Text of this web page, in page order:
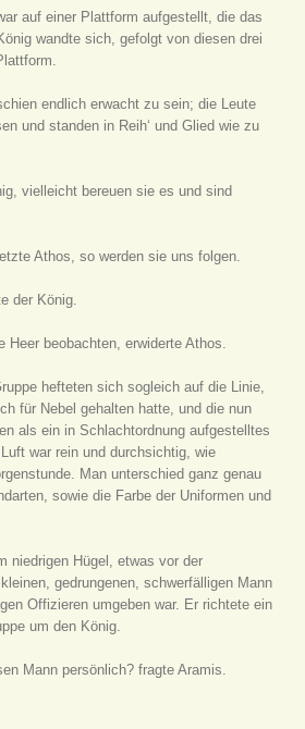
auf einer Plattform aufgestellt, die das
wandte sich, gefolgt von diesen drei
endlich erwacht zu sein; die Leute
und standen in Reih‘ und Glied wie zu
vielleicht bereuen sie es und sind
Athos, so werden sie uns folgen.
der König.
Heer beobachten, erwiderte Athos.
hefteten sich sogleich auf die Linie,
für Nebel gehalten hatte, und die nun
als ein in Schlachtordnung aufgestelltes
war rein und durchsichtig, wie
Man unterschied ganz genau
sowie die Farbe der Uniformen und
niedrigen Hügel, etwas vor der
gedrungenen, schwerfälligen Mann
Offizieren umgeben war. Er richtete ein
um den König.
Mann persönlich? fragte Aramis.